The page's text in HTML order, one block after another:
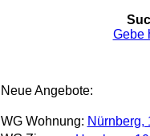
Gebe
Neue Angebote:
WG Wohnung: Nürnberg,